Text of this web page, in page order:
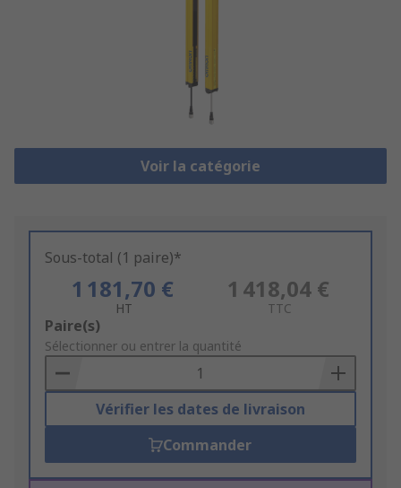
Voir la catégorie
Sous-total (1 paire)*
1 181,70 €
HT
1 418,04 €
TTC
Add
to
Basket
Paire(s)
Sélectionner ou entrer la quantité
Vérifier les dates de livraison
Commander